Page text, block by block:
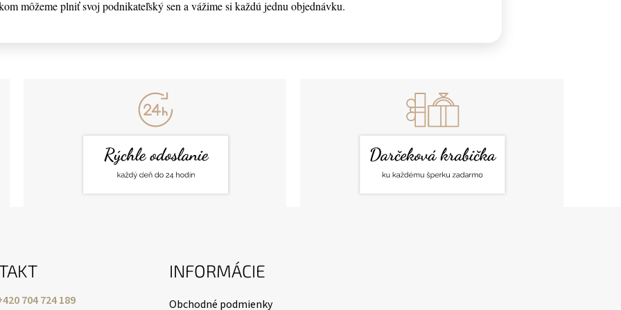
môžeme plniť svoj podnikateľský sen a vážime si každú jednu objednávku.
704 724 189
INFORMÁCIE
Obchodné podmienky